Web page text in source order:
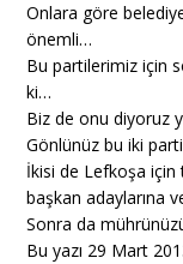
Onlara göre
önemli…
Bu partilerimiz için
ki…
Biz de onu diyoruz
Gönlünüz bu iki
İkisi de Lefkoşa için
başkan adaylarına
Sonra da
Bu yazı 29 Mart